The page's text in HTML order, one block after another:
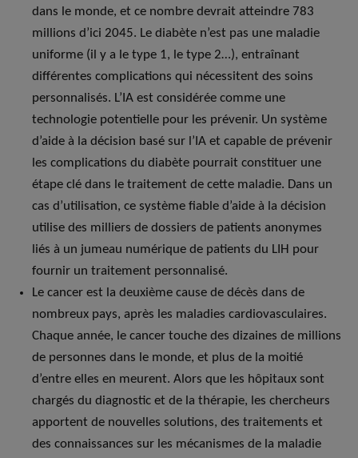
dans le monde, et ce nombre devrait atteindre 783
millions d’ici 2045. Le diabète n’est pas une maladie
uniforme (il y a le type 1, le type 2…), entraînant
différentes complications qui nécessitent des soins
personnalisés. L’IA est considérée comme une
technologie potentielle pour les prévenir. Un système
d’aide à la décision basé sur l’IA et capable de prévenir
les complications du diabète pourrait constituer une
étape clé dans le traitement de cette maladie. Dans un
cas d’utilisation, ce système fiable d’aide à la décision
utilise des milliers de dossiers de patients anonymes
liés à un jumeau numérique de patients du LIH pour
fournir un traitement personnalisé.
Le cancer est la deuxième cause de décès dans de
nombreux pays, après les maladies cardiovasculaires.
Chaque année, le cancer touche des dizaines de millions
de personnes dans le monde, et plus de la moitié
d’entre elles en meurent. Alors que les hôpitaux sont
chargés du diagnostic et de la thérapie, les chercheurs
apportent de nouvelles solutions, des traitements et
des connaissances sur les mécanismes de la maladie